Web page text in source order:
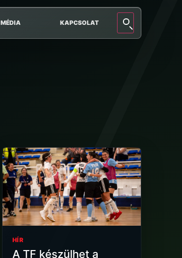
MÉDIA KAPCSOLAT
HÍR
A TF készülhet a